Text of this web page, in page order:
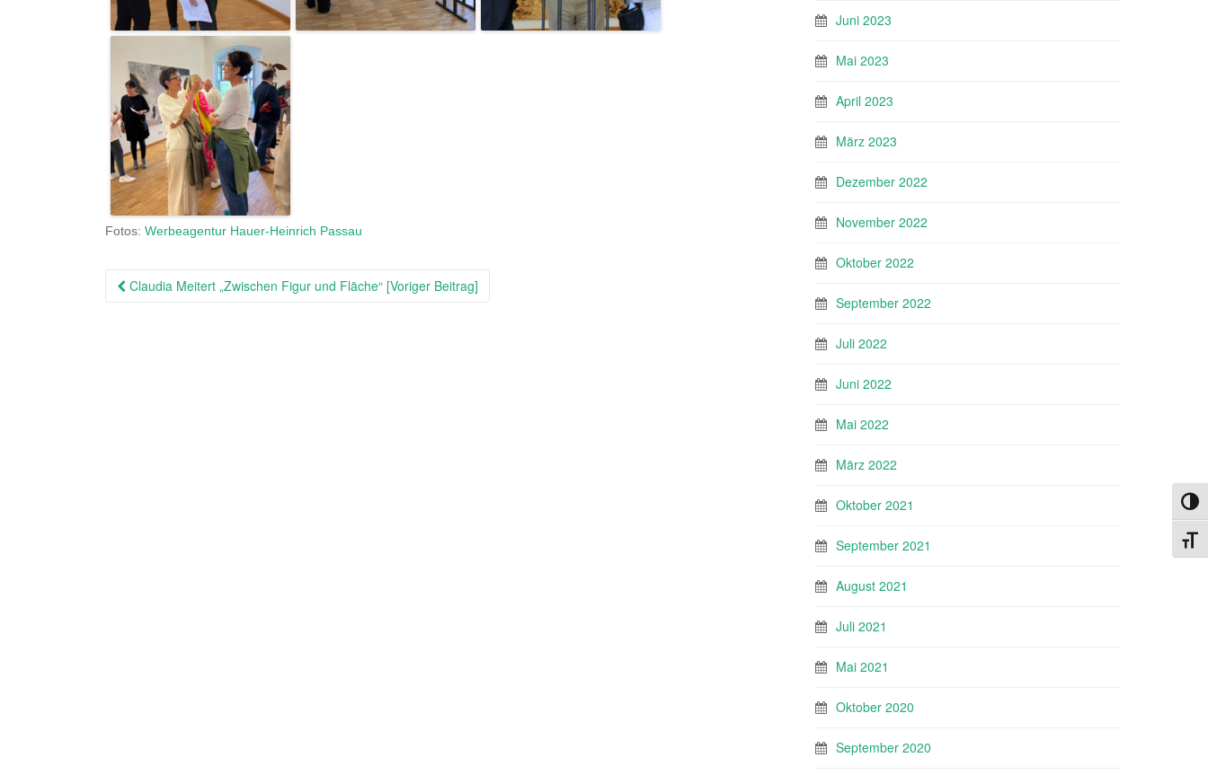
Fotos: Werbeagentur Hauer-Heinrich Passau
Beitragsnavigation
Claudia Meitert „Zwischen Figur und Fläche“ [Voriger Beitrag]
Juni 2023
Mai 2023
April 2023
März 2023
Dezember 2022
November 2022
Oktober 2022
September 2022
Juli 2022
Juni 2022
Mai 2022
März 2022
Oktober 2021
September 2021
August 2021
Juli 2021
Mai 2021
Oktober 2020
September 2020